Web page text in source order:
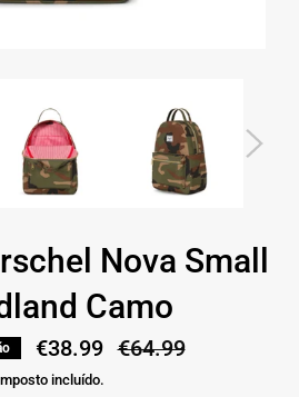
Nova Small
Camo
€38.99
Preço
normal
€64.99
incluído.